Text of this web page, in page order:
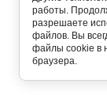
newtehtorg-
работы.
разрешаете
файлов. Вы
файлы cookie в
браузера.